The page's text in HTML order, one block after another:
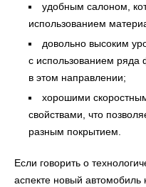
удобным салоном,
использованием
довольно высоким
с использованием ряда
в этом направлении;
хорошими
свойствами, что
разным покрытием.
Если говорить о
аспекте новый автомобиль